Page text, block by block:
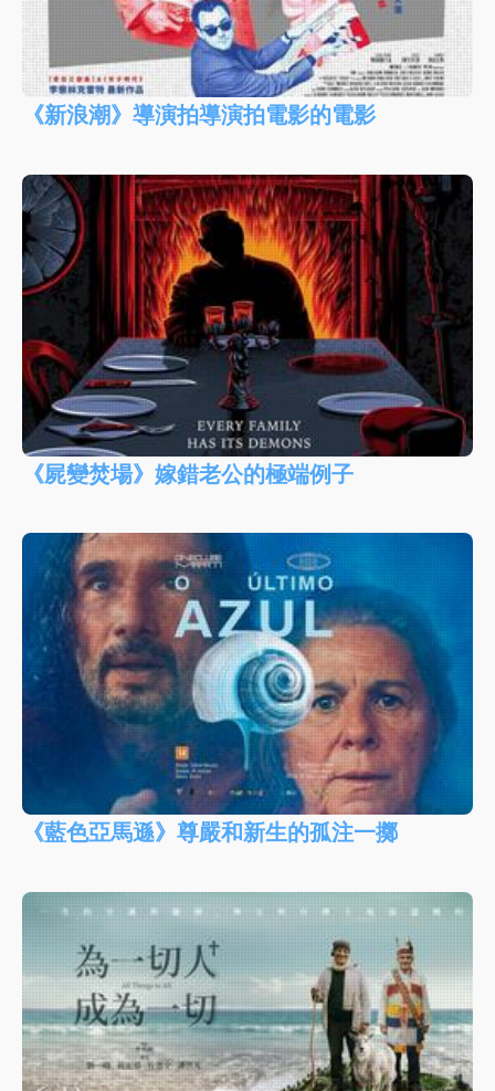
《新浪潮》導演拍導演拍電影的電影
《屍變焚場》嫁錯老公的極端例子
《藍色亞馬遜》尊嚴和新生的孤注一擲